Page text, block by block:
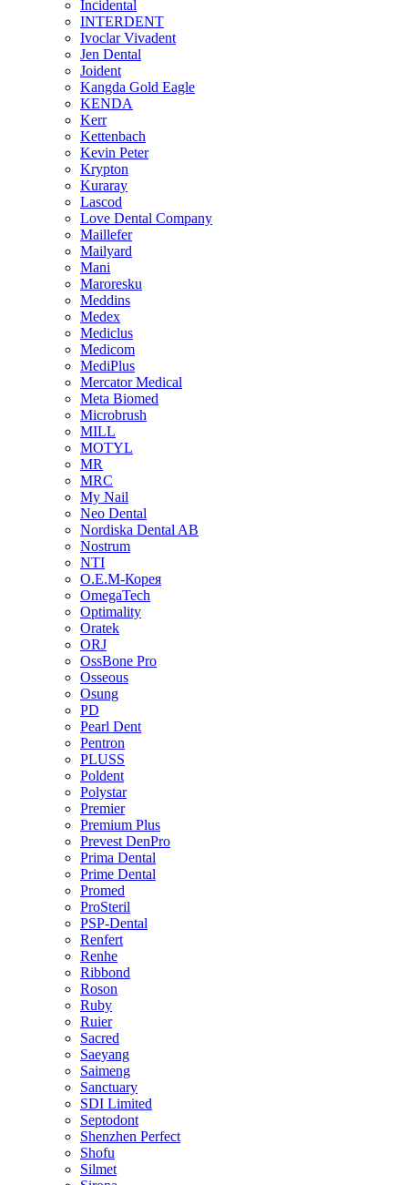
Incidental
INTERDENT
Ivoclar Vivadent
Jen Dental
Joident
Kangda Gold Eagle
KENDA
Kerr
Kettenbach
Kevin Peter
Krypton
Kuraray
Lascod
Love Dental Company
Maillefer
Mailyard
Mani
Maroresku
Meddins
Medex
Mediclus
Medicom
MediPlus
Mercator Medical
Meta Biomed
Microbrush
MILL
MOTYL
MR
MRC
My Nail
Neo Dental
Nordiska Dental AB
Nostrum
NTI
O.E.M-Корея
OmegaTech
Optimality
Oratek
ORJ
OssBone Pro
Osseous
Osung
PD
Pearl Dent
Pentron
PLUSS
Poldent
Polystar
Premier
Premium Plus
Prevest DenPro
Prima Dental
Prime Dental
Promed
ProSteril
PSP-Dental
Renfert
Renhe
Ribbond
Roson
Ruby
Ruier
Sacred
Saeyang
Saimeng
Sanctuary
SDI Limited
Septodont
Shenzhen Perfect
Shofu
Silmet